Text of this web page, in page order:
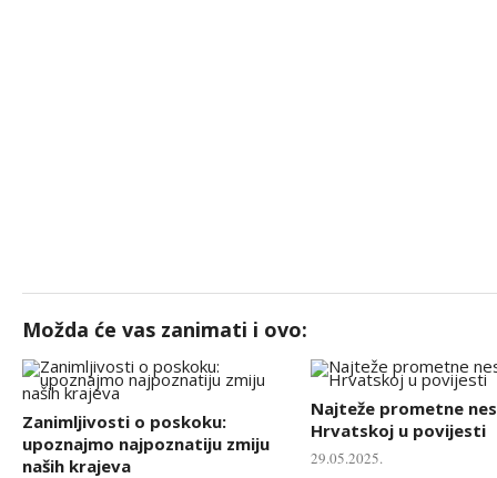
Možda će vas zanimati i ovo:
Zanimljivosti o poskoku:
upoznajmo najpoznatiju zmiju
naših krajeva
Najteže prometne
Hrvatskoj u povijesti
29.05.2025.